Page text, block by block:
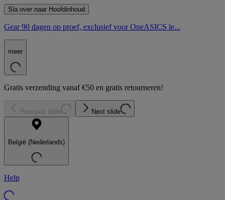
Sla over naar Hoofdinhoud
Gear 90 dagen op proef, exclusief voor OneASICS le...
meer
Gratis verzending vanaf €50 en gratis retourneren!
Previous slide Next slide
België (Nederlands)
Help